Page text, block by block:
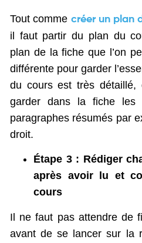
Tout comme créer un plan
il faut partir du plan du
plan de la fiche que l’on
différente pour garder
du cours est très détaillé,
garder dans la fiche les
paragraphes résumés par
droit.
Étape 3 : Rédiger
après avoir lu et
cours
Il ne faut pas attendre de
avant de se lancer sur la